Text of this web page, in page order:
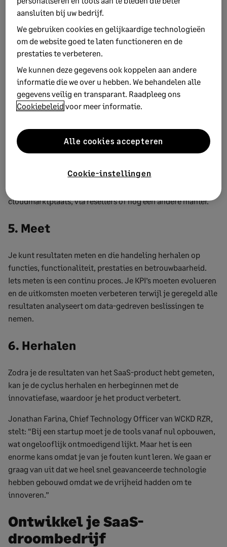
3. Bouw
Je kunt een SaaS-applicatie bouwen als je voldoende
functionaliteit hebt om waarde te leveren. Je hebt
misschien een mix van technologieën nodig zoals meer
clouddiensten, professionele diensten, open source,
interne code en zelfs AI-ondersteunde codegeneratie.
4. Distribueer
Hoe ga je je software distribueren? Het is misschien nuttig
dat je industriële ecosystemen en cloudmarktplaatsen
Begrijp op welke manier je klanten SaaS van je willen kopen.
cloudmarktplaats, via resellers of nog een andere manier.
5. Meet
Je kunt resultaten meten en die handeling herhalen op
functies, functionaliteit, prestaties en betrouwbaarheid.
Iets meten is een continu proces. Je KPI’s moeten evolueren
en de uitkomsten moeten verbeteren terwijl je geregeld alle
resultaten analyseert om data-gedreven beslissingen te
nemen.
6. Herhalen
Zodra je de resultaten van het SaaS-product hebt gemeten,
kan je de cyclus herhalen en herbeginnen met de
innovatiefase, waardoor je het product verbetert.
Jonathan Farina, Chief Technology Officer van WCKD RZR,
stelt: “Bij een startup moet je de tools vanaf nul opbouwen,
wat ongelooflijk ontmoedigend lijkt. Maar het is een
enorme kans omdat je van je fouten kunt leren. We gaan er
graag van uit dat we heel snel geavanceerde technologie
hebben gebouwd omdat we de vrijheid hadden om te
innoveren.”
Ontwikkel je SaaS-
droombedrijf
aansluiten bij uw bedrijf.
We gebruiken cookies en gelijkaardige technologieën
om de website goed te laten functioneren en de
prestaties te verbeteren.
We kunnen deze gegevens ook koppelen aan andere
informatie die we over u hebben. We behandelen alle
gegevens veilig en transparant. Raadpleeg ons
Cookiebeleid voor meer informatie.
Cookie-instellingen
Alle cookies accepteren